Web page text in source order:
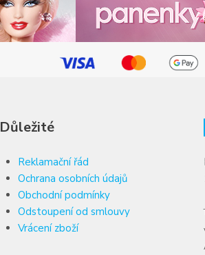
Důležité
Reklamační řád
Ochrana osobních údajů
Obchodní podmínky
Odstoupení od smlouvy
Vrácení zboží